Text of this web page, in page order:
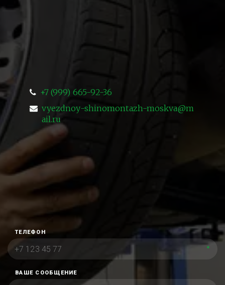
+7 (999) 665-92-36
vyezdnoy-shinomontazh-moskva@m
ail.ru
ТЕЛЕФОН
*
ВАШЕ СООБЩЕНИЕ